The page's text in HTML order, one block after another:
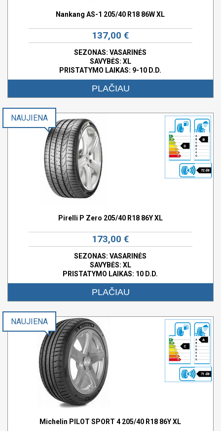
Nankang AS-1 205/40 R18 86W XL
137,00 €
SEZONAS: VASARINĖS
SAVYBĖS: XL
PRISTATYMO LAIKAS: 9-10 D.D.
PLAČIAU
D
B
72 dB
NAUJIENA
Pirelli P Zero 205/40 R18 86Y XL
173,00 €
SEZONAS: VASARINĖS
SAVYBĖS: XL
PRISTATYMO LAIKAS: 10 D.D.
PLAČIAU
C
A
71 dB
NAUJIENA
Michelin PILOT SPORT 4 205/40 R18 86Y XL